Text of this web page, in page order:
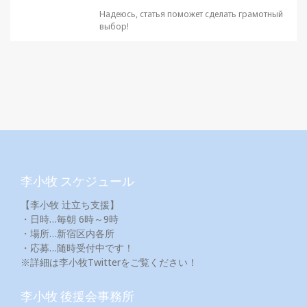
Надеюсь, статья поможет сделать грамотный
выбор!
李小牧 スケジュール
【李小牧 辻立ち支援】
・日時…毎朝 6時～9時
・場所…新宿区内各所
・応募…随時受付中です！
※詳細は李小牧Twitterをご覧ください！
李小牧 後援会事務所